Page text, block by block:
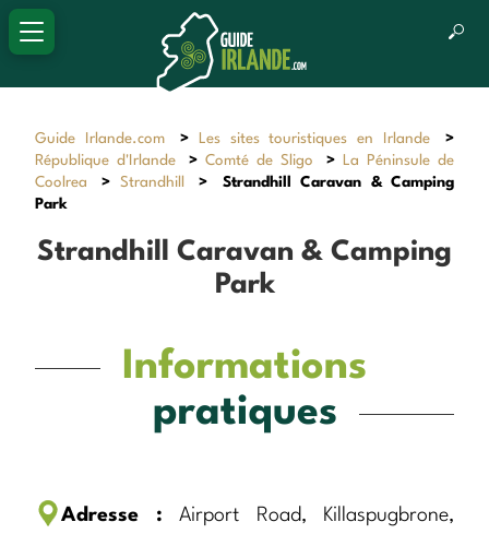
Guide Irlande.com > Les sites touristiques en Irlande
>
République d'Irlande
> Comté de Sligo >
La Péninsule de
Coolrea
> Strandhill >
Strandhill Caravan & Camping
Park
Strandhill Caravan & Camping
Park
Informations
pratiques
Adresse : Airport Road, Killaspugbrone,